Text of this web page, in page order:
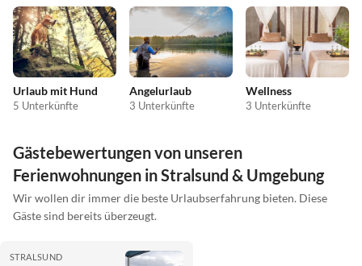
Urlaub mit Hund
5 Unterkünfte
Angelurlaub
3 Unterkünfte
Wellness
3 Unterkünfte
Gästebewertungen von unseren
Ferienwohnungen in Stralsund & Umgebung
Wir wollen dir immer die beste Urlaubserfahrung bieten. Diese
Gäste sind bereits überzeugt.
STRALSUND